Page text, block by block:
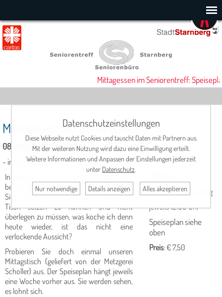
Mittagessen im Seniorentreff:
Mittagessen im Seniorentreff
08. September 2025, 12:00 Uhr
- in Kooperation mit der Metzgerei Scholler -
In netter Gesellschaft schmeckt es einfach
besser. Dies ist eine altbekannte Tatsache.
Sich zudem an einen liebevoll gedeckten
Tisch setzen zu können und nicht
überlegen zu müssen, was koche ich denn
heute wieder, ist das nicht eine
verlockende Aussicht?
Probieren Sie doch einmal unseren
Mittagstisch (geliefert von der Metzgerei
Scholler) aus. Der Speiseplan hängt jeweils
eine Woche vorher aus. Sie werden sehen,
es lohnt sich.
Montag - Donnerstag
jeweils 12.00 Uhr
Speiseplan siehe
oben
Preis: € 7,50
Datenschutzeinstellungen
Diese Webseite nutzt Cookies und tauscht Daten mit Partnern aus.
Mit der weiteren Nutzung wird dazu eine Einwilligung erteilt.
Weitere Informationen und Anpassen der Einstellungen jederzeit
unter Datenschutz
Nur notwendige Details anzeigen Alles akzeptieren